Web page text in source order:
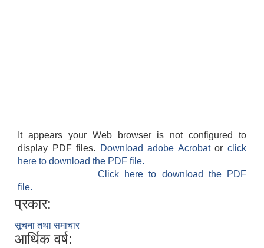
It appears your Web browser is not configured to
display PDF files.
Download adobe Acrobatorclick
here to download the PDF file.
Click here to download the PDF
file.
प्रकार:
सूचना तथा समाचार
आर्थिक वर्ष: